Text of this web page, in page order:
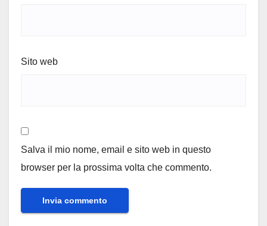
Sito web
Salva il mio nome, email e sito web in questo
browser per la prossima volta che commento.